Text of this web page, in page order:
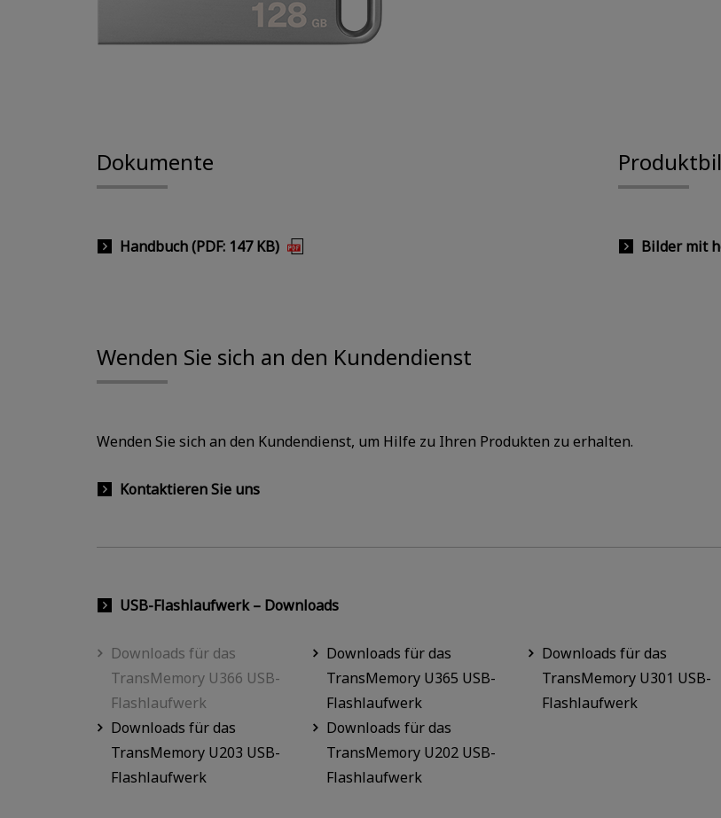
Dokumente
Handbuch (PDF: 147 KB) Bilder mit
Wenden Sie sich an den Kundendienst
Wenden Sie sich an den Kundendienst, um Hilfe zu Ihren Produkten zu erhalten.
Kontaktieren Sie uns
USB-Flashlaufwerk – Downloads
Downloads für das
TransMemory U366 USB-
Flashlaufwerk
Downloads für das
TransMemory U365 USB-
Flashlaufwerk
Downloads für das
TransMemory U301 USB-
Flashlaufwerk
Downloads für das
TransMemory U203 USB-
Flashlaufwerk
Downloads für das
TransMemory U202 USB-
Flashlaufwerk